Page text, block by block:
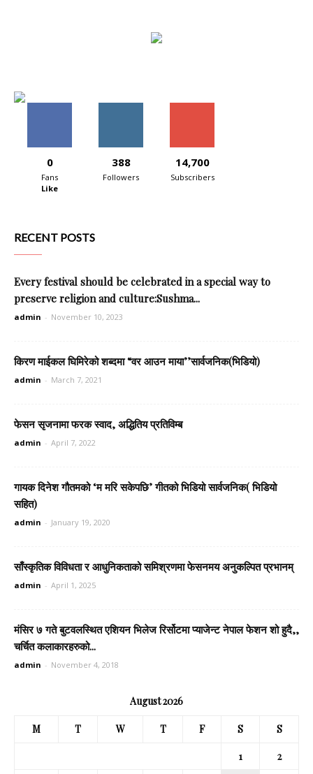
0
Fans
Like
388
Followers
14,700
Subscribers
RECENT POSTS
Every festival should be celebrated in a special way to
preserve religion and culture:Sushma...
admin - November 10, 2023
किरण माईकल घिमिरेको शब्दमा “वर आउन माया’’सार्वजनिक(भिडियो)
admin - March 7, 2021
फेसन सृजनामा फरक स्वाद, अद्धितिय प्रतिविम्ब
admin - April 7, 2022
गायक दिनेश गौतमको ‘म मरि सकेपछि’ गीतको भिडियो सार्वजनिक( भिडियो
सहित)
admin - January 19, 2020
साँस्कृतिक विविधता र आधुनिकताको समिश्रणमा फेसनमय अनुकल्पित प्रभानम्
admin - April 1, 2025
मंसिर ७ गते बुटवलस्थित एशियन भिलेज रिर्सोटमा प्याजेन्ट नेपाल फेशन शो हुदै,,
चर्चित कलाकारहरुको...
admin - November 4, 2018
August 2026
M T W T F S S
1
2